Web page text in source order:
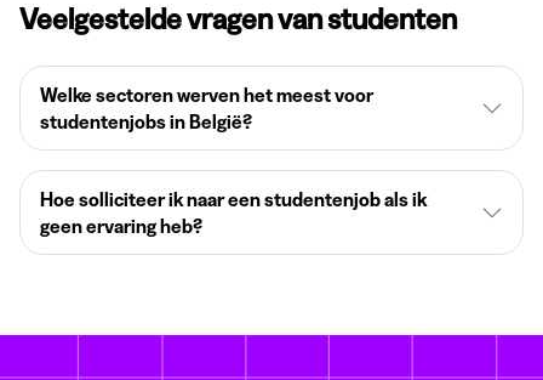
Veelgestelde vragen van studenten
Welke sectoren werven het meest voor
studentenjobs in België?
Hoe solliciteer ik naar een studentenjob als ik
geen ervaring heb?